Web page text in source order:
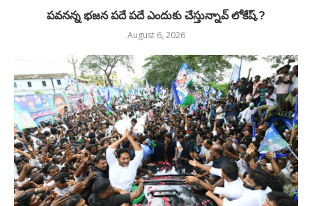
పవనన్న భజన పదే పదే ఎందుకు చేస్తున్నావ్ లోకేష్.?
August 6, 2026